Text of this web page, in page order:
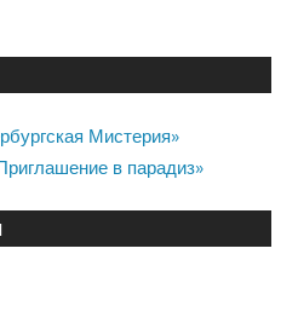
Мистерия»
в парадиз»